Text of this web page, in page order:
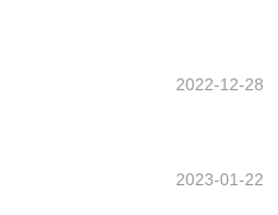
2022-12-28
2023-01-22